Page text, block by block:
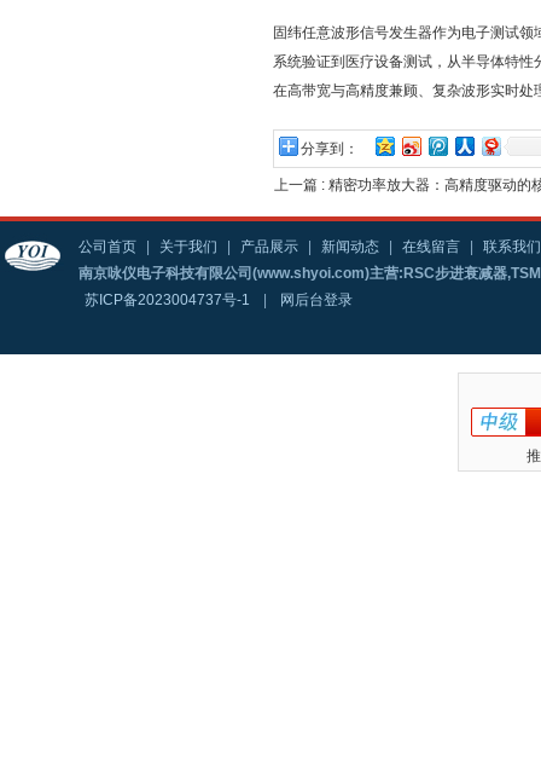
固纬任意波形信号发生器作为电子测试
系统验证到医疗设备测试，从半导体特
在高带宽与高精度兼顾、复杂波形实时
分享到：
上一篇 : 精密功率放大器：高精度驱动的
公司首页 关于我们 产品展示 新闻动态 在线留言
联系我们
南京咏仪电子科技有限公司(www.shyoi.com)主营:RSC步进衰减器
苏ICP备2023004737号-1
网后台登录